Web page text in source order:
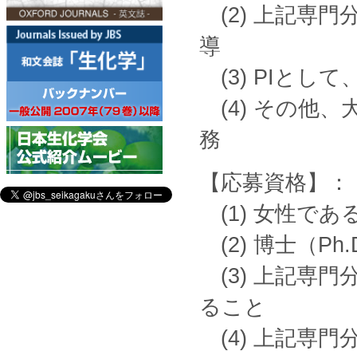
(2) 上記専門
導
(3) PIとして
(4) その他、
務
【応募資格】：
(1) 女性であ
(2) 博士（
(3) 上記専門
ること
(4) 上記専門